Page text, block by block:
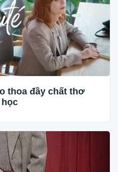
thoa đầy chất thơ